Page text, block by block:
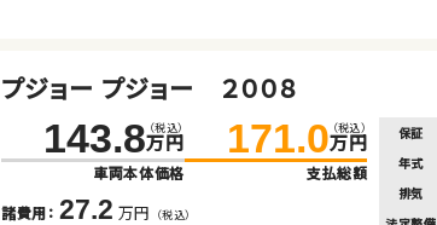
プジョー プジョー ２００８
143.8 （税込）
万円
車両本体価格
171.0 （税込）
万円
支払総額
諸費用： 27.2 万円 （税込）
保証
年式
排気